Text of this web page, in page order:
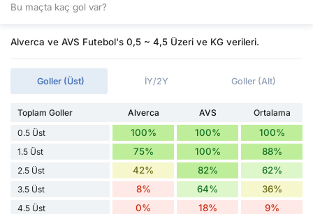
Bu maçta kaç gol var?
Alverca ve AVS Futebol's 0,5 ~ 4,5 Üzeri ve KG verileri.
Goller (Üst) İY/2Y Goller (Alt)
Toplam Goller Alverca AVS
Ortalama
0.5 Üst
100% 100% 100%
1.5 Üst 75% 100% 88%
2.5 Üst 42% 82% 62%
3.5 Üst 8% 64% 36%
4.5 Üst 0% 18% 9%